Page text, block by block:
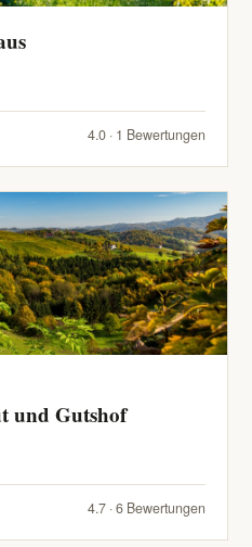
4.0 · 1 Bewertungen
und Gutshof
4.7 · 6 Bewertungen